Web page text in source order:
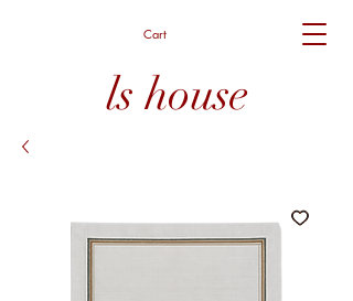
Cart
ls house